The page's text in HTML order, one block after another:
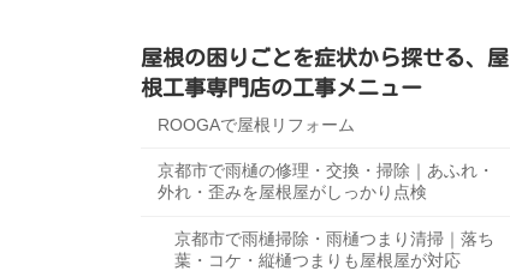
屋根の困りごとを症状から探せる、屋
根工事専門店の工事メニュー
ROOGAで屋根リフォーム
京都市で雨樋の修理・交換・掃除｜あふれ・
外れ・歪みを屋根屋がしっかり点検
京都市で雨樋掃除・雨樋つまり清掃｜落ち
葉・コケ・縦樋つまりも屋根屋が対応